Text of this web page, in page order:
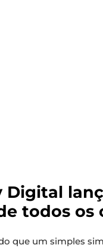
Digital
todos os
que um simples